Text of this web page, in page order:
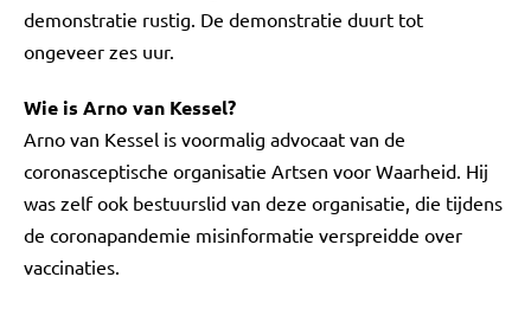
demonstratie rustig. De demonstratie duurt tot
ongeveer zes uur.
Wie is Arno van Kessel?
Arno van Kessel is voormalig advocaat van de
coronasceptische organisatie Artsen voor Waarheid. Hij
was zelf ook bestuurslid van deze organisatie, die tijdens
de coronapandemie misinformatie verspreidde over
vaccinaties.